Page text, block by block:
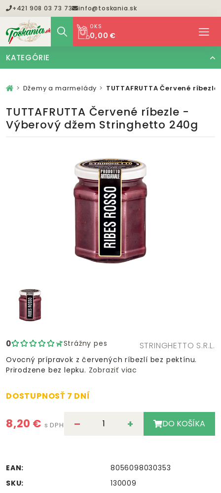
+421 908 03 73 73 info@toskania.sk
0KS
0,00 €
KATEGÓRIE
Džemy a marmelády TUTTAFRUTTA Červené
TUTTAFRUTTA Červené ríbezle -
Výberový džem Stringhetto 240g
0 Strážny pes STRINGHETTO S.R.L.
Ovocný prípravok z červených ríbezlí bez pektínu.
Prirodzene bez lepku. Zobraziť viac
DOSTUPNOSŤ 7 DNÍ
8,20 € s DPH – + DO KOŠÍKA
EAN:
8056098030353
SKU:
130009